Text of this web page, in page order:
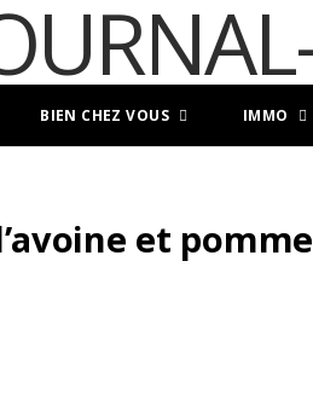
BIEN CHEZ VOUS IMMO
et